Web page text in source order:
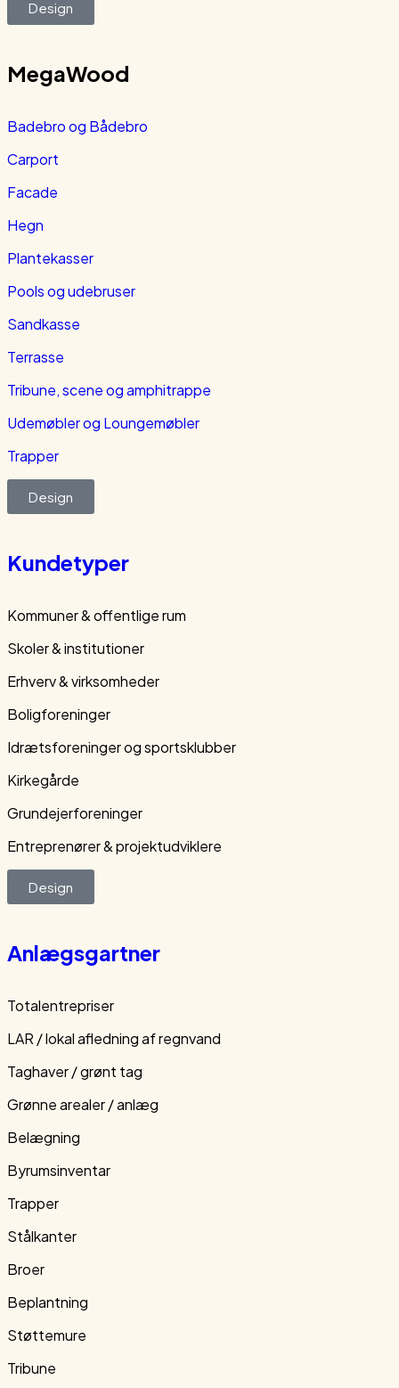
Design
MegaWood
Badebro og Bådebro
Carport
Facade
Hegn
Plantekasser
Pools og udebruser
Sandkasse
Terrasse
Tribune, scene og amphitrappe
Udemøbler og Loungemøbler
Trapper
Design
Kundetyper
Kommuner & offentlige rum
Skoler & institutioner
Erhverv & virksomheder
Boligforeninger
Idrætsforeninger og sportsklubber
Kirkegårde
Grundejerforeninger
Entreprenører & projektudviklere
Design
Anlægsgartner
Totalentrepriser
LAR / lokal afledning af regnvand
Taghaver / grønt tag
Grønne arealer / anlæg
Belægning
Byrumsinventar
Trapper
Stålkanter
Broer
Beplantning
Støttemure
Tribune